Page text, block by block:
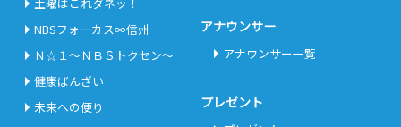
NBSフォーカス∞信州
Ｎ☆１～ＮＢＳトクセン～
健康ばんざい
未来への便り
アナウンサー
アナウンサー一覧
プレゼント